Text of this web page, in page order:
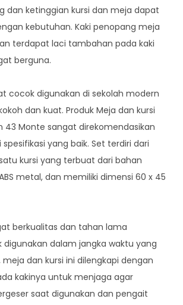
dan ketinggian kursi dan meja dapat
kebutuhan. Kaki penopang meja
terdapat laci tambahan pada kaki
berguna.
cocok digunakan di sekolah modern
dan kuat. Produk Meja dan kursi
43 Monte sangat direkomendasikan
yang baik. Set terdiri dari
kursi yang terbuat dari bahan
metal, dan memiliki dimensi 60 x 45
berkualitas dan tahan lama
digunakan dalam jangka waktu yang
meja dan kursi ini dilengkapi dengan
kakinya untuk menjaga agar
saat digunakan dan pengait